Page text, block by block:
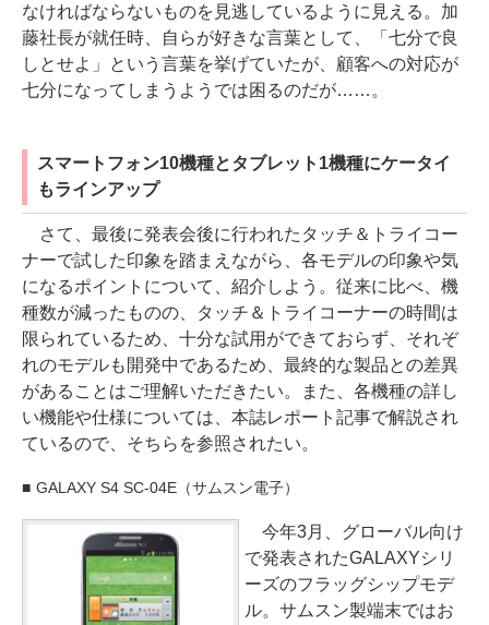
なければならないものを見逃しているように見える。加
藤社長が就任時、自らが好きな言葉として、「七分で良
しとせよ」という言葉を挙げていたが、顧客への対応が
七分になってしまうようでは困るのだが……。
スマートフォン10機種とタブレット1機種にケータイ
もラインアップ
さて、最後に発表会後に行われたタッチ＆トライコー
ナーで試した印象を踏まえながら、各モデルの印象や気
になるポイントについて、紹介しよう。従来に比べ、機
種数が減ったものの、タッチ＆トライコーナーの時間は
限られているため、十分な試用ができておらず、それぞ
れのモデルも開発中であるため、最終的な製品との差異
があることはご理解いただきたい。また、各機種の詳し
い機能や仕様については、本誌レポート記事で解説され
ているので、そちらを参照されたい。
GALAXY S4 SC-04E（サムスン電子）
今年3月、グローバル向け
で発表されたGALAXYシリ
ーズのフラッグシップモデ
ル。サムスン製端末ではお